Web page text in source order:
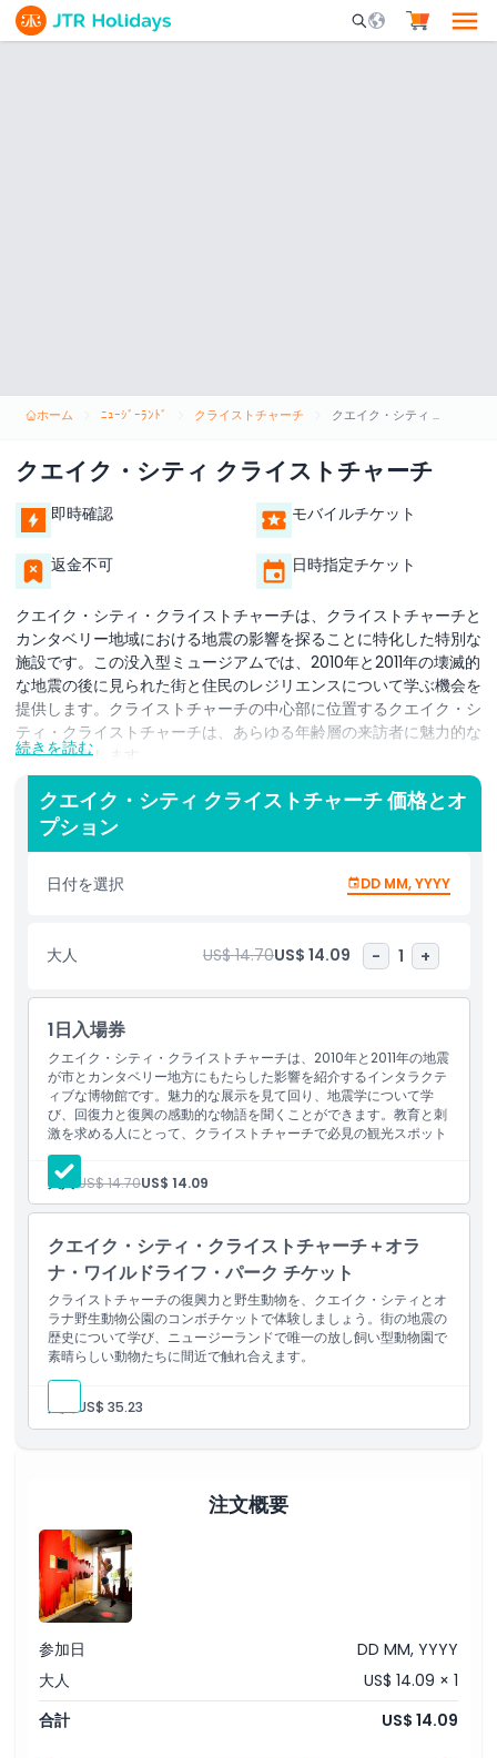
Mobile Search
ホーム ﾆｭｰｼﾞｰﾗﾝﾄﾞ クライストチャーチ クエイク・シティ クライストチャーチ
クエイク・シティ クライストチャーチ
即時確認 モバイルチケット
返金不可 日時指定チケット
クエイク・シティ・クライストチャーチは、クライストチャーチと
カンタベリー地域における地震の影響を探ることに特化した特別な
施設です。この没入型ミュージアムでは、2010年と2011年の壊滅的
な地震の後に見られた街と住民のレジリエンスについて学ぶ機会を
提供します。クライストチャーチの中心部に位置するクエイク・シ
ティ・クライストチャーチは、あらゆる年齢層の来訪者に魅力的な
体験を提供します。
地震の科学を強調するインタラクティブな展示やストーリーを楽し
み、地震がどのように発生するか、そして再建と復興のために取ら
にまつわる感動的な物語について学びましょう。
や復興期の品々など象徴的な遺物を見ることもできます。このミュ
訪れる誰にとっても必見のアトラクションです。地元の方でも観光
客でも、クエイク・シティはこの地域の地震の歴史を知るための目
を見張る旅を提供します。
ハイライト
含まれるもの
子供／大人ポリシー
除外事項
営業時間
行き方
引換方法
キャンセルポリシー
続きを読む
クエイク・シティ クライストチャーチ 価格とオ
プション
日付を選択 DD MM, YYYY
大人 US$ 14.70US$ 14.09 - 1 +
1日入場券
クエイク・シティ・クライストチャーチは、2010年と2011年の地震
が市とカンタベリー地方にもたらした影響を紹介するインタラクテ
ィブな博物館です。魅力的な展示を見て回り、地震学について学
び、回復力と復興の感動的な物語を聞くことができます。教育と刺
激を求める人にとって、クライストチャーチで必見の観光スポット
です。
大人: US$ 14.70US$ 14.09
クエイク・シティ・クライストチャーチ＋オラ
ナ・ワイルドライフ・パーク チケット
クライストチャーチの復興力と野生動物を、クエイク・シティとオ
ラナ野生動物公園のコンボチケットで体験しましょう。街の地震の
歴史について学び、ニュージーランドで唯一の放し飼い型動物園で
素晴らしい動物たちに間近で触れ合えます。
大人: US$ 35.23
注文概要
参加日
DD MM, YYYY
大人
US$ 14.09 × 1
合計
US$ 14.09